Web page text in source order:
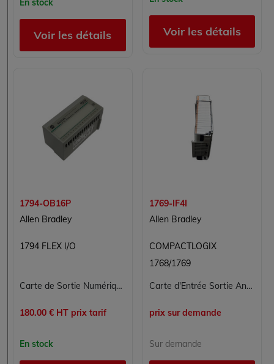
En stock
Voir les détails Voir les détails
1794-OB16P
Allen Bradley
1794 FLEX I/O
Carte de Sortie Numérique Protégée Allen Bradley 1794-OB16P
180.00 € HT prix tarif
En stock
1769-IF4I
Allen Bradley
COMPACTLOGIX
1768/1769
Carte d'Entrée Sortie Analogique ALLEN BRADLEY 1769-IF4I
prix sur demande
Sur demande